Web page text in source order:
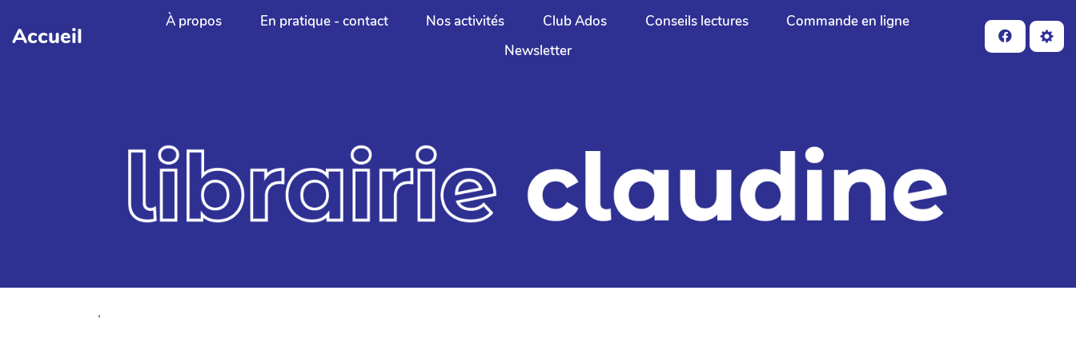
Aller au contenu principal
Accueil
À propos En pratique - contact Nos activités Club Ados Conseils lectures
Commande en ligne
Newsletter
,